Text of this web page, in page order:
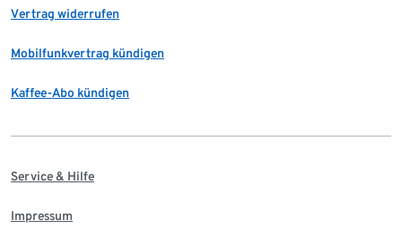
Vertrag widerrufen
Mobilfunkvertrag kündigen
Kaffee-Abo kündigen
Service & Hilfe
Impressum